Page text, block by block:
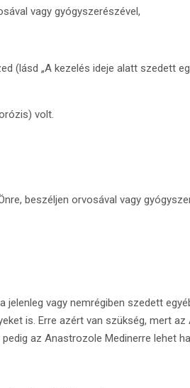
vagy gyógyszerészével,
(lásd „A kezelés ideje alatt szedett
volt.
beszéljen orvosával vagy
vagy nemrégiben szedett
is. Erre azért van szükség, mert
az Anastrozole Medinerre lehet